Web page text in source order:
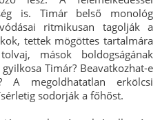
is. Timár belső monológ
ritmikusan tagolják a
tettek mögöttes tartalmára
mások boldogságának
Timár? Beavatkozhat-e
A megoldhatatlan erkölcsi
sodorják a főhőst.